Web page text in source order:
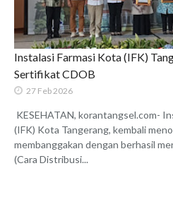
Instalasi Farmasi Kota (IFK)
Sertifikat CDOB
27 Feb 2026
KESEHATAN, korantangsel.com-
(IFK) Kota Tangerang, kembali
membanggakan dengan berhasil
(Cara Distribusi...